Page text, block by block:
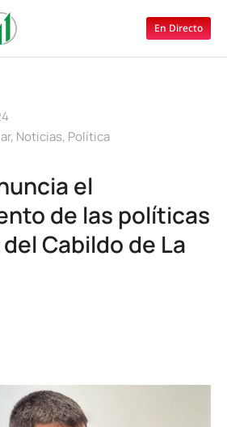
En Directo
, Noticias, Política
el
de las políticas
Cabildo de La